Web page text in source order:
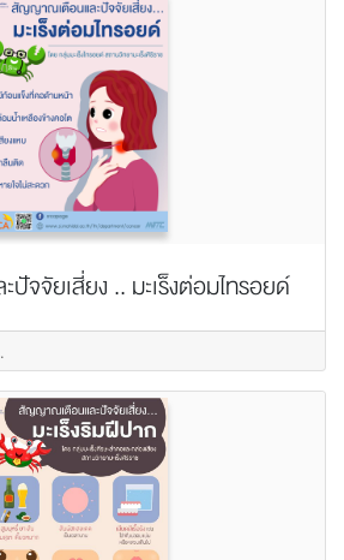
จัยเสี่ยง .. มะเร็งต่อมไทรอยด์